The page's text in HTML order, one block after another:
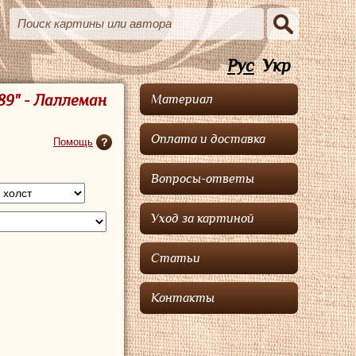
Рус Укр
- Лаллеман
Помощь
Материал
Оплата и доставка
Вопросы-ответы
Уход за картиной
Статьи
Контакты